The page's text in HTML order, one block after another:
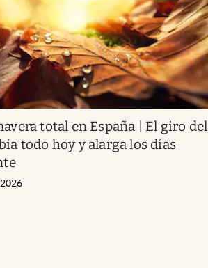
total en España | El giro del
todo hoy y alarga los días